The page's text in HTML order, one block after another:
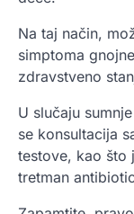
Na taj način,
simptoma
zdravstveno
U slučaju
se konsultacija
testove, kao što
tretman